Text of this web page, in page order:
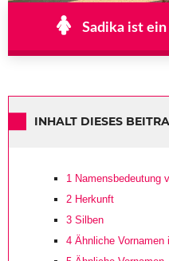
Sadika ist
INHALT DIESES
1 Namensbedeutung
2 Herkunft
3 Silben
4 Ähnliche Vornamen